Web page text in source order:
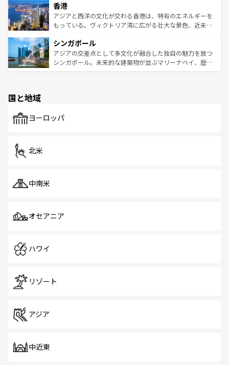
とつ。フォーやバインミー、ベトナムコーヒーなどは、ぜ
ひ現地で味わいたい。どの地域を訪れてもあたたかい人々
が旅行者を迎えてくれるので、きっと忘れられない旅にな
参照してほしい。
の活気が交差している。北部ではチェンマイなどの山岳地
帯で自然と触れ合い、南部ではプーケットやクラビの美し
いビーチでリゾート気分を楽しむことができる。タイ料理
激する。気候は一年中温暖で、どの季節にも異なる楽しみ
が待っている。親しみやすいタイの人々、仏教を中心とし
た文化、そして多様な観光資源が、訪れる旅人を魅了し続
香港
アジアと西洋の文化が交わる香港は、特有のエネルギーを
もっている。ヴィクトリア湾に広がる壮大な景色、近未来
み、どこを訪れても感動するはず。観光スポットが密集し
ており、効率よく見どころを回れるのも魅力。息をのむよ
うな絶景から文化的な体験まで、香港を存分に楽しみ尽く
シンガポール
アジアの交差点として多文化が融合した独自の魅力を放つ
シンガポール。未来的な建築物が並ぶマリーナベイ、歴史
で、ホーカーズは地元の風情を楽しめる外せないスポット
国と地域
ヨーロッパ
北米
中南米
オセアニア
ハワイ
リゾート
アジア
中近東